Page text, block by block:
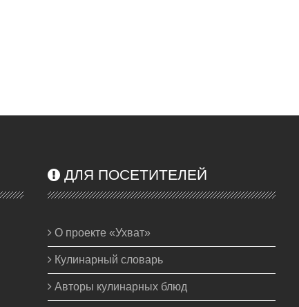
ДЛЯ ПОСЕТИТЕЛЕЙ
О проекте «Ухват»
Кулинарный словарь
Авторы кулинарных блюд